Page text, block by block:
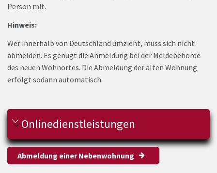
Person mit.
Hinweis:
Wer innerhalb von Deutschland umzieht, muss sich nicht
abmelden. Es genügt die Anmeldung bei der Meldebehörde
des neuen Wohnortes. Die Abmeldung der alten Wohnung
erfolgt sodann automatisch.
Onlinedienstleistungen
Abmeldung einer Nebenwohnung